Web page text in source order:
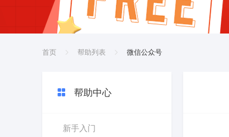
首页 帮助列表 微信公众号
帮助中心
新手入门